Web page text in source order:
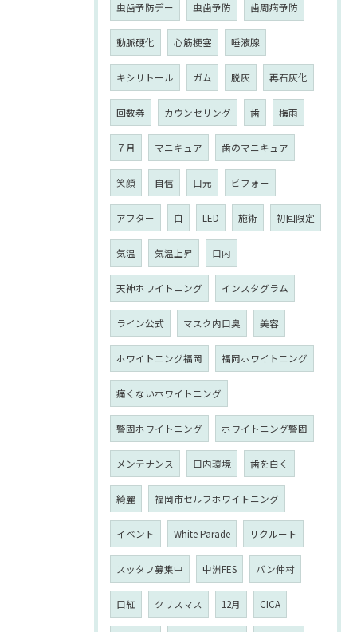
虫歯予防デー 虫歯予防 歯周病予防
動脈硬化 心筋梗塞 唾液腺
キシリトール ガム 脱灰 再石灰化
回数券 カウンセリング 歯 梅雨
７月 マニキュア 歯のマニキュア
笑顔 自信 口元 ビフォー
アフター 白 LED 施術 初回限定
気温 気温上昇 口内
天神ホワイトニング インスタグラム
ライン公式 マスク内口臭 美容
ホワイトニング福岡 福岡ホワイトニング
痛くないホワイトニング
警固ホワイトニング ホワイトニング警固
メンテナンス 口内環境 歯を白く
綺麗 福岡市セルフホワイトニング
イベント White Parade リクルート
スッタフ募集中 中洲FES バン仲村
口紅 クリスマス 12月 CICA